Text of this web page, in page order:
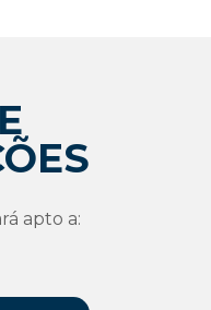
apto a: